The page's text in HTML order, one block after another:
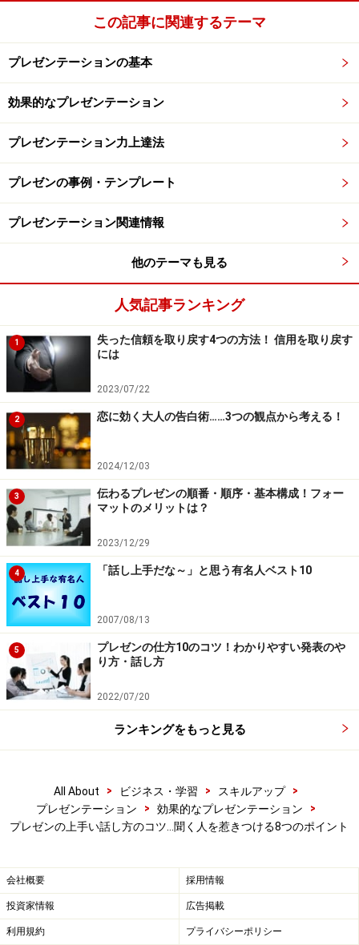
わりやすくなります。たとえば、ボディランゲージや間
の置き方、話のスピードが適切になれば、話はわかりや
そしてこのことが、実は格好良く話せるようになること
格好良く話せるようになりたい気持ちは、話し手目線の
欲望。それに対して「聞き手が聞きやすいように」は視
点が聞き手に向いています。「
プレゼンテーションの基
本構成」でお伝えした「プレゼンテーションはプレゼン
ト」の考え方から言っても、話し手の全ての行為を、聞
き手のために行うという視点がとても重要なのです。
話し方スキル向上の8つのポイント……声の
強弱等
声の大きさや話すスピード、強調、間などはプレゼンの印象
を大きく左右します
では実際にデリバリースキルを高めていくためには、何
を気をつければよいのでしょうか？ 私はプレゼンテー
ション研修の場で「8つのポイントにさえ気を配れれ
ば、魅力的な話し方になることは、ほぼ間違いありませ
ん」と伝えています。
では、その8つのポイントとは何なのか？ 1つづつ見て
いきましょう。
1.声の大きさ
声はある程度まで大きいほうがいいです。逆に、声の小
さな人は印象面で損をする可能性が高まります。ほんの
少し考えてみればわかること。声の小さな人って、どう
いう印象に見えますか？「元気がないなぁ」という印象
か、「話している内容に自信がないのかな？」という感
プレゼンテーションにおいて、声の大きさはパワーやエ
てもらえるだけのボリュームは維持しましょう。
2.話すスピード
この記事に関連するテーマ
プレゼンテーションの基本
効果的なプレゼンテーション
プレゼンテーション力上達法
プレゼンの事例・テンプレート
プレゼンテーション関連情報
他のテーマも見る
人気記事ランキング
1
失った信頼を取り戻す4つの方法！ 信用を取り戻す
には
2023/07/22
2 恋に効く大人の告白術……3つの観点から考える！
2024/12/03
3
伝わるプレゼンの順番・順序・基本構成！フォー
マットのメリットは？
2023/12/29
4 「話し上手だな～」と思う有名人ベスト10
2007/08/13
5
プレゼンの仕方10のコツ！わかりやすい発表のや
り方・話し方
2022/07/20
ランキングをもっと見る
All About > ビジネス・学習 > スキルアップ
>
プレゼンテーション
> 効果的なプレゼンテーション
>
プレゼンの上手い話し方のコツ…聞く人を惹きつける8つのポイント
会社概要 採用情報
投資家情報 広告掲載
利用規約 プライバシーポリシー